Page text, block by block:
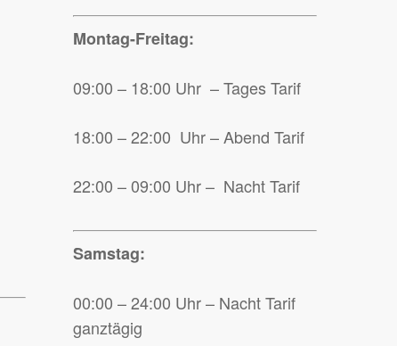
Montag-Freitag:
09:00 – 18:00 Uhr – Tages Tarif
18:00 – 22:00 Uhr – Abend Tarif
22:00 – 09:00 Uhr – Nacht Tarif
Samstag:
00:00 – 24:00 Uhr – Nacht Tarif
ganztägig